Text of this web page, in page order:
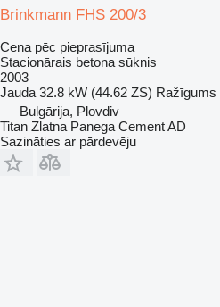
Brinkmann FHS 200/3
Cena pēc pieprasījuma
Stacionārais betona sūknis
2003
Jauda 32.8 kW (44.62 ZS) Ražīgums
Bulgārija, Plovdiv
Titan Zlatna Panega Cement AD
Sazināties ar pārdevēju